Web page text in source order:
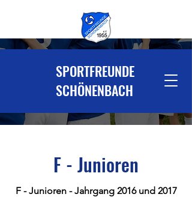
SPORTFREUNDE
SCHÖNENBACH
F - Junioren
F - Junioren - Jahrgang 2016 und 2017